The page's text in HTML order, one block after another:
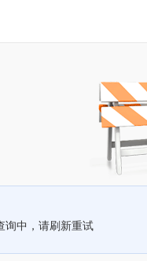
询中，请刷新重试